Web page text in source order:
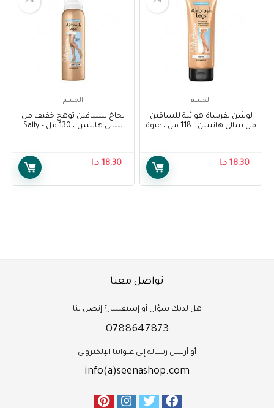
الجسم
لوشن بفرشاة هوائية للساقين
من سالي هانسن ، 118 مل ، عبوة
Lotion, 118 ml, Pack Of 1
18.30 د.ا
الجسم
بخاخ للساقين توهج خفيف من
سالي هانسن ، 130 مل – Sally
18.30 د.ا
تواصل معنا
هل لديك سؤال أو إستفسار؟ إتصل بنا
0788647873
أو أرسل رسالة إلى عنواننا الإلكتروني
info(a)seenashop.com